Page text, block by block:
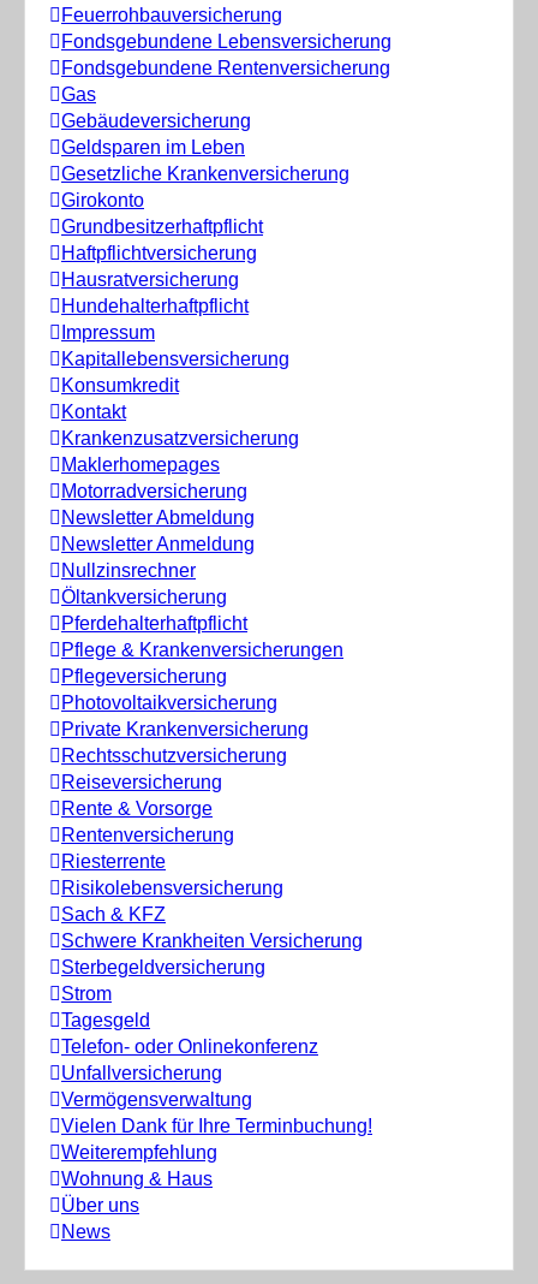
Feuerrohbauversicherung
Fondsgebundene Lebensversicherung
Fondsgebundene Rentenversicherung
Gas
Gebäudeversicherung
Geldsparen im Leben
Gesetzliche Krankenversicherung
Girokonto
Grundbesitzerhaftpflicht
Haftpflichtversicherung
Hausratversicherung
Hundehalterhaftpflicht
Impressum
Kapitallebensversicherung
Konsumkredit
Kontakt
Krankenzusatzversicherung
Maklerhomepages
Motorradversicherung
Newsletter Abmeldung
Newsletter Anmeldung
Nullzinsrechner
Öltankversicherung
Pferdehalterhaftpflicht
Pflege & Krankenversicherungen
Pflegeversicherung
Photovoltaikversicherung
Private Krankenversicherung
Rechtsschutzversicherung
Reiseversicherung
Rente & Vorsorge
Rentenversicherung
Riesterrente
Risikolebensversicherung
Sach & KFZ
Schwere Krankheiten Versicherung
Sterbegeldversicherung
Strom
Tagesgeld
Telefon- oder Onlinekonferenz
Unfallversicherung
Vermögensverwaltung
Vielen Dank für Ihre Terminbuchung!
Weiterempfehlung
Wohnung & Haus
Über uns
News